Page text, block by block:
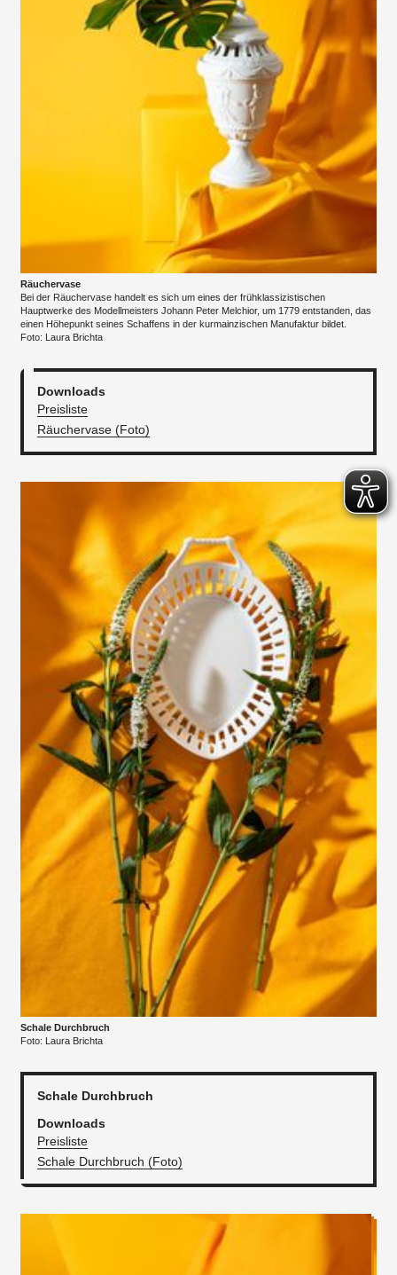
Räuchervase
Bei der Räuchervase handelt es sich um eines der frühklassizistischen
Hauptwerke des Modellmeisters Johann Peter Melchior, um 1779 entstanden, das
einen Höhepunkt seines Schaffens in der kurmainzischen Manufaktur bildet.
Foto: Laura Brichta
Downloads
Preisliste
Räuchervase (Foto)
Schale Durchbruch
Foto: Laura Brichta
Schale Durchbruch
Downloads
Preisliste
Schale Durchbruch (Foto)